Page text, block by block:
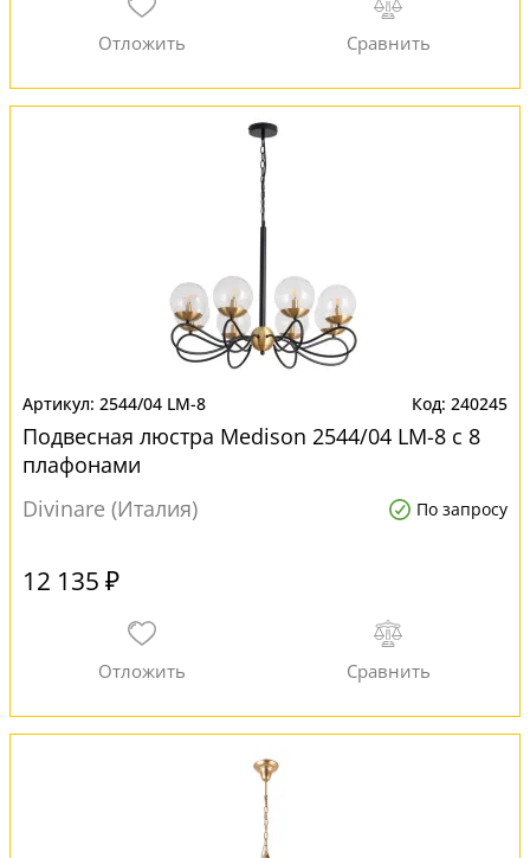
2544/04 LM-8 240245
Подвесная люстра Medison 2544/04 LM-8 с 8
плафонами
Divinare (Италия)
По запросу
12 135 ₽